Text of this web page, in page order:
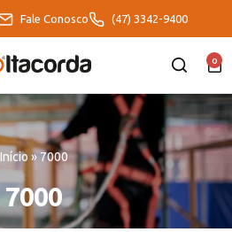
Fale Conosco (47) 3342-9400
0
Início » 7000
7000